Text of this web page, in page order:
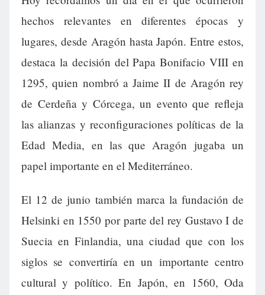
hechos relevantes en diferentes épocas y
lugares, desde Aragón hasta Japón. Entre estos,
destaca la decisión del Papa Bonifacio VIII en
1295, quien nombró a Jaime II de Aragón rey
de Cerdeña y Córcega, un evento que refleja
las alianzas y reconfiguraciones políticas de la
Edad Media, en las que Aragón jugaba un
papel importante en el Mediterráneo.
El 12 de junio también marca la fundación de
Helsinki en 1550 por parte del rey Gustavo I de
Suecia en Finlandia, una ciudad que con los
siglos se convertiría en un importante centro
cultural y político. En Japón, en 1560, Oda